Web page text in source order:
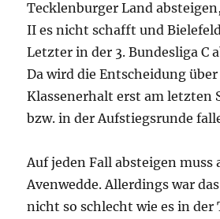
Tecklenburger Land
II es nicht schafft und
Letzter in der 3. Bundesliga C
Da wird die Entscheidung über
Klassenerhalt erst am letzten
bzw. in der Aufstiegsrunde
Auf jeden Fall absteigen muss
Avenwedde. Allerdings war
nicht so schlecht wie es in der